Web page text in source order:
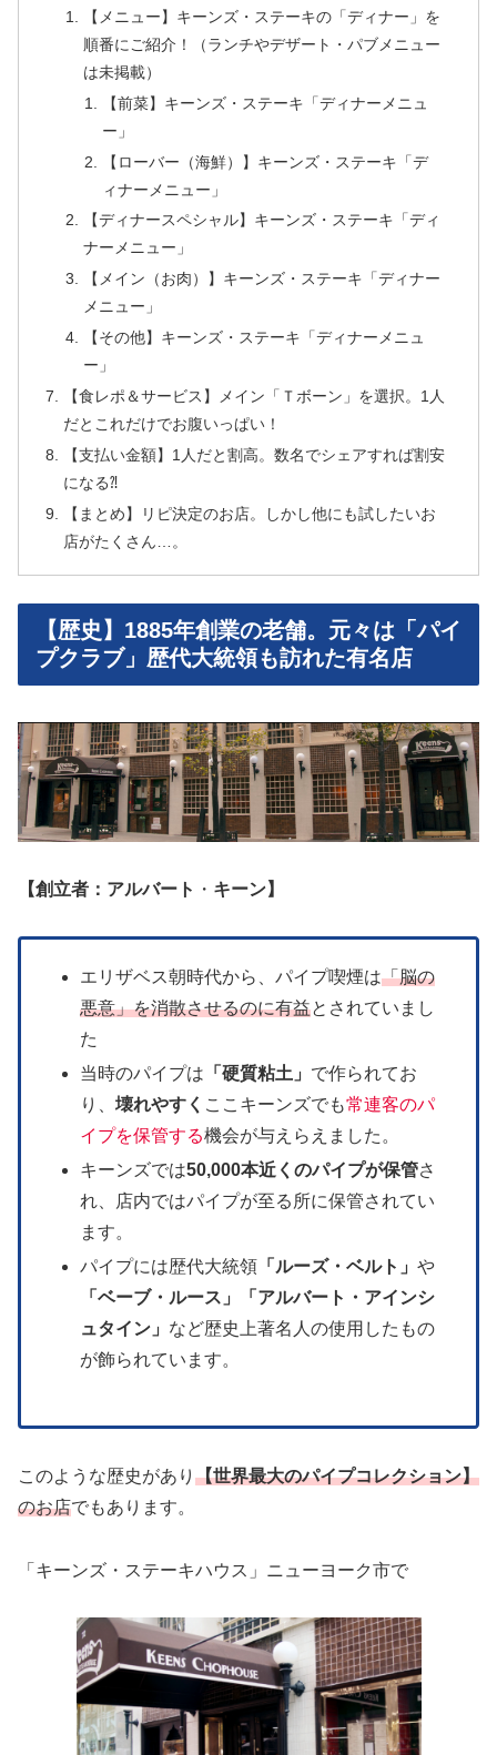
【メニュー】キーンズ・ステーキの「ディナー」を
順番にご紹介！（ランチやデザート・パブメニュー
は未掲載）
【前菜】キーンズ・ステーキ「ディナーメニュ
ー」
【ローバー（海鮮）】キーンズ・ステーキ「デ
ィナーメニュー」
【ディナースペシャル】キーンズ・ステーキ「ディ
ナーメニュー」
【メイン（お肉）】キーンズ・ステーキ「ディナー
メニュー」
【その他】キーンズ・ステーキ「ディナーメニュ
ー」
【食レポ＆サービス】メイン「Ｔボーン」を選択。1人
だとこれだけでお腹いっぱい！
【支払い金額】1人だと割高。数名でシェアすれば割安
になる⁈
【まとめ】リピ決定のお店。しかし他にも試したいお
店がたくさん…。
【歴史】1885年創業の老舗。元々は「パイ
プクラブ」歴代大統領も訪れた有名店
【創立者：アルバート ・ キーン】
エリザベス朝時代から、パイプ喫煙は「脳の
悪意」を消散させるのに有益とされていまし
た
当時のパイプは 「硬質粘土」 で作られてお
り、壊れやすく ここキーンズでも常連客のパ
イプを保管する機会が与えらえました。
キーンズでは50,000本近くのパイプが保管さ
れ、店内ではパイプが至る所に保管されてい
ます。
パイプには歴代大統領 「ルーズ・ベルト」や
「ベーブ・ルース」「アルバート・アインシ
ュタイン」 など歴史上著名人の使用したもの
が飾られています。
このような歴史があり 【世界最大のパイプコレクション】
のお店でもあります。
「キーンズ・ステーキハウス」ニューヨーク市で